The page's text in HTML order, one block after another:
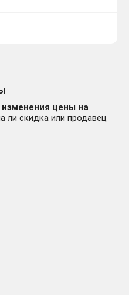
Wrong
🔑
изменения цены на
ли скидка или продавец